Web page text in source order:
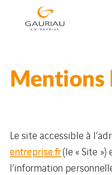
Mentions
Le site accessible à
entreprise.fr(le « Site
l’information